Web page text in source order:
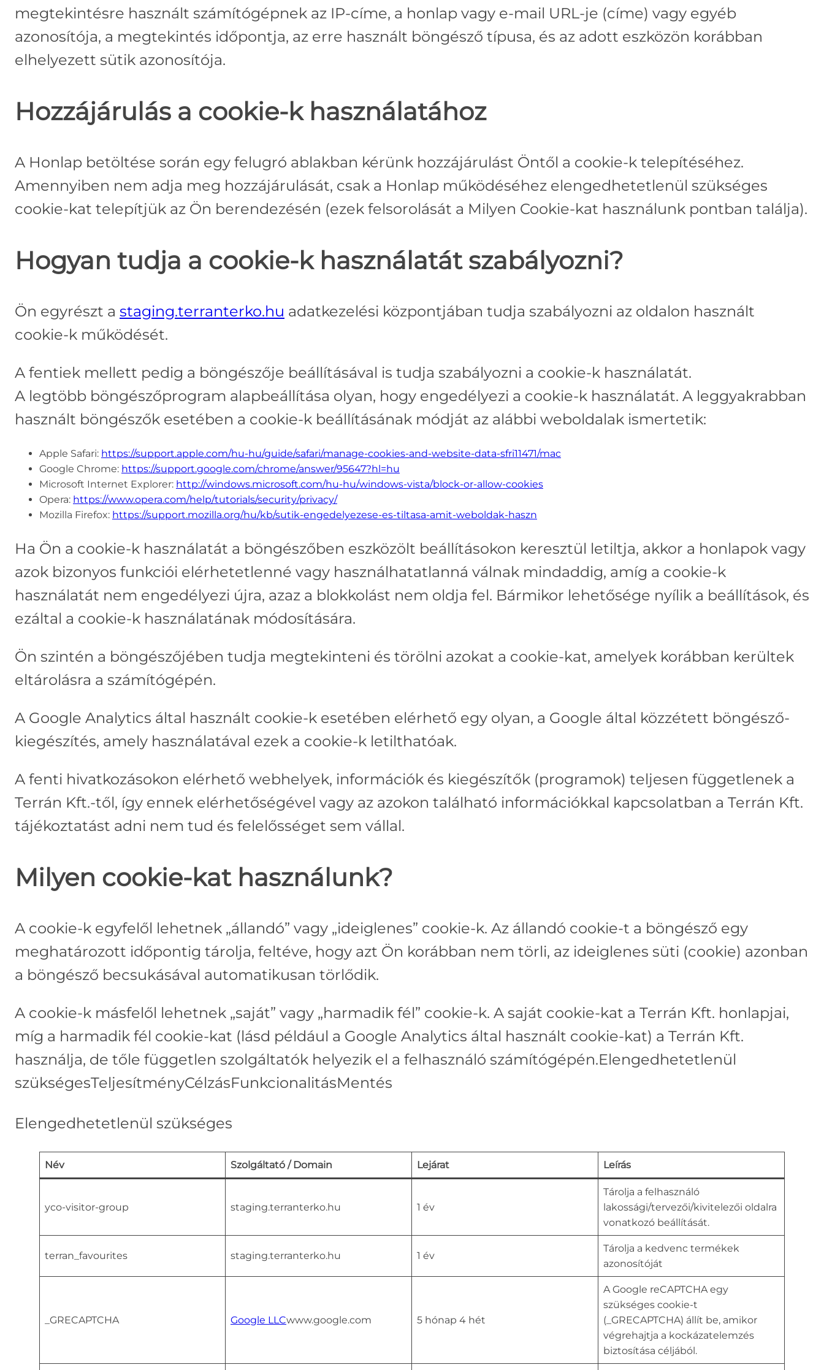
megtekintésre használt számítógépnek az IP-címe, a honlap vagy e-mail URL-je (címe) vagy egyéb
azonosítója, a megtekintés időpontja, az erre használt böngésző típusa, és az adott eszközön korábban
elhelyezett sütik azonosítója.
Hozzájárulás a cookie-k használatához
A Honlap betöltése során egy felugró ablakban kérünk hozzájárulást Öntől a cookie-k telepítéséhez.
Amennyiben nem adja meg hozzájárulását, csak a Honlap működéséhez elengedhetetlenül szükséges
cookie-kat telepítjük az Ön berendezésén (ezek felsorolását a Milyen Cookie-kat használunk pontban találja).
Hogyan tudja a cookie-k használatát szabályozni?
Ön egyrészt a staging.terranterko.hu adatkezelési központjában tudja szabályozni az oldalon használt
cookie-k működését.
A fentiek mellett pedig a böngészője beállításával is tudja szabályozni a cookie-k használatát.
A legtöbb böngészőprogram alapbeállítása olyan, hogy engedélyezi a cookie-k használatát. A leggyakrabban
használt böngészők esetében a cookie-k beállításának módját az alábbi weboldalak ismertetik:
Apple Safari: https://support.apple.com/hu-hu/guide/safari/manage-cookies-and-website-data-sfri11471/mac
Google Chrome: https://support.google.com/chrome/answer/95647?hl=hu
Microsoft Internet Explorer: http://windows.microsoft.com/hu-hu/windows-vista/block-or-allow-cookies
Opera: https://www.opera.com/help/tutorials/security/privacy/
Mozilla Firefox: https://support.mozilla.org/hu/kb/sutik-engedelyezese-es-tiltasa-amit-weboldak-haszn
Ha Ön a cookie-k használatát a böngészőben eszközölt beállításokon keresztül letiltja, akkor a honlapok vagy
azok bizonyos funkciói elérhetetlenné vagy használhatatlanná válnak mindaddig, amíg a cookie-k
használatát nem engedélyezi újra, azaz a blokkolást nem oldja fel. Bármikor lehetősége nyílik a beállítások, és
ezáltal a cookie-k használatának módosítására.
Ön szintén a böngészőjében tudja megtekinteni és törölni azokat a cookie-kat, amelyek korábban kerültek
eltárolásra a számítógépén.
A Google Analytics által használt cookie-k esetében elérhető egy olyan, a Google által közzétett böngésző-
kiegészítés, amely használatával ezek a cookie-k letilthatóak.
A fenti hivatkozásokon elérhető webhelyek, információk és kiegészítők (programok) teljesen függetlenek a
Terrán Kft.-től, így ennek elérhetőségével vagy az azokon található információkkal kapcsolatban a Terrán Kft.
tájékoztatást adni nem tud és felelősséget sem vállal.
Milyen cookie-kat használunk?
A cookie-k egyfelől lehetnek „állandó” vagy „ideiglenes” cookie-k. Az állandó cookie-t a böngésző egy
meghatározott időpontig tárolja, feltéve, hogy azt Ön korábban nem törli, az ideiglenes süti (cookie) azonban
a böngésző becsukásával automatikusan törlődik.
A cookie-k másfelől lehetnek „saját” vagy „harmadik fél” cookie-k. A saját cookie-kat a Terrán Kft. honlapjai,
míg a harmadik fél cookie-kat (lásd például a Google Analytics által használt cookie-kat) a Terrán Kft.
használja, de tőle független szolgáltatók helyezik el a felhasználó számítógépén.Elengedhetetlenül
szükségesTeljesítményCélzásFunkcionalitásMentés
Elengedhetetlenül szükséges
Név Szolgáltató / Domain Lejárat Leírás
yco-visitor-group staging.terranterko.hu 1 év
Tárolja a felhasználó
lakossági/tervezői/kivitelezői oldalra
vonatkozó beállítását.
terran_favourites staging.terranterko.hu 1 év
Tárolja a kedvenc termékek
azonosítóját
_GRECAPTCHA Google LLCwww.google.com 5 hónap 4 hét
A Google reCAPTCHA egy
szükséges cookie-t
(_GRECAPTCHA) állít be, amikor
végrehajtja a kockázatelemzés
biztosítása céljából.